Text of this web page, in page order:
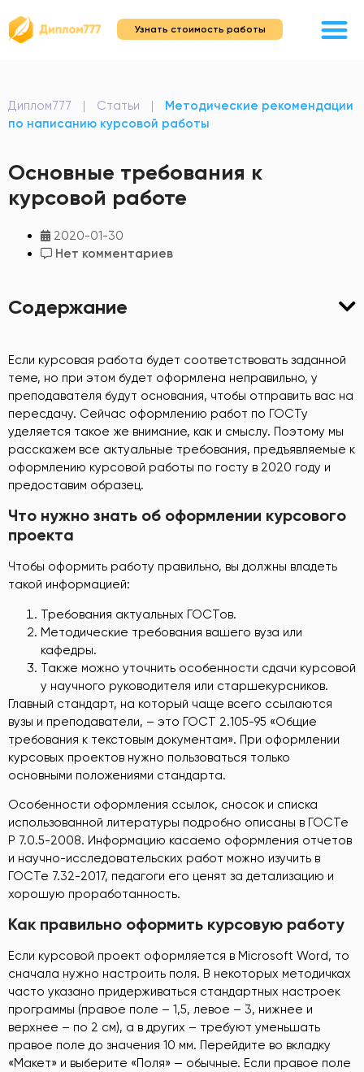
Узнать стоимость работы
Диплом777 | Статьи |
Методические рекомендации
по написанию курсовой работы
Основные требования к
курсовой работе
2020-01-30
Нет комментариев
Содержание
Если курсовая работа будет соответствовать заданной
теме, но при этом будет оформлена неправильно, у
преподавателя будут основания, чтобы отправить вас на
пересдачу. Сейчас оформлению работ по ГОСТу
уделяется такое же внимание, как и смыслу. Поэтому мы
расскажем все актуальные требования, предъявляемые к
оформлению курсовой работы по госту в 2020 году и
предоставим образец.
Что нужно знать об оформлении курсового
проекта
Чтобы оформить работу правильно, вы должны владеть
такой информацией:
Требования актуальных ГОСТов.
Методические требования вашего вуза или
кафедры.
Также можно уточнить особенности сдачи курсовой
у научного руководителя или старшекурсников.
Главный стандарт, на который чаще всего ссылаются
вузы и преподаватели, – это ГОСТ 2.105-95 «Общие
требования к текстовым документам». При оформлении
курсовых проектов нужно пользоваться только
основными положениями стандарта.
Особенности оформления ссылок, сносок и списка
использованной литературы подробно описаны в ГОСТе
Р 7.0.5-2008. Информацию касаемо оформления отчетов
и научно-исследовательских работ можно изучить в
ГОСТе 7.32-2017, педагоги его ценят за детализацию и
хорошую проработанность.
Как правильно оформить курсовую работу
Если курсовой проект оформляется в Microsoft Word, то
сначала нужно настроить поля. В некоторых методичках
часто указано придерживаться стандартных настроек
программы (правое поле – 1,5, левое – 3, нижнее и
верхнее – по 2 см), а в других – требуют уменьшать
правое поле до значения 10 мм. Перейдите во вкладку
«Макет» и выберите «Поля» — обычные. Если правое поле